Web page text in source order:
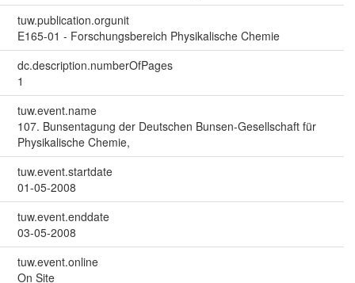
tuw.publication.orgunit
E165-01 - Forschungsbereich Physikalische Chemie
dc.description.numberOfPages
1
tuw.event.name
107. Bunsentagung der Deutschen Bunsen-Gesellschaft für
Physikalische Chemie,
tuw.event.startdate
01-05-2008
tuw.event.enddate
03-05-2008
tuw.event.online
On Site